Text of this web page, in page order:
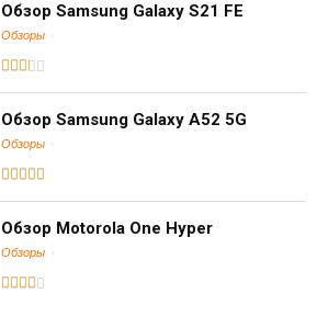
Обзор Samsung Galaxy S21 FE
Обзоры
Обзор Samsung Galaxy A52 5G
Обзоры
Обзор Motorola One Hyper
Обзоры